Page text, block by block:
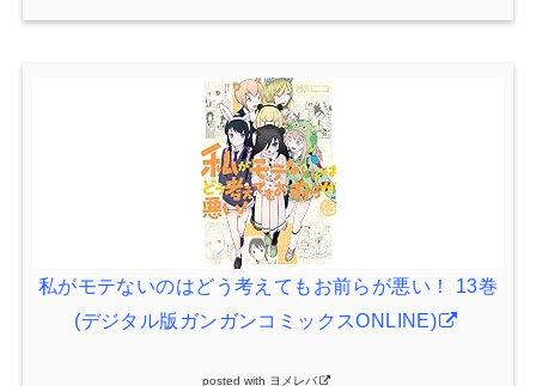
私がモテないのはどう考えてもお前らが悪い！ 13巻
(デジタル版ガンガンコミックスONLINE)
posted with ヨメレバ